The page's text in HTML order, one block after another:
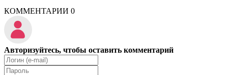
КОММЕНТАРИИ 0
Авторизуйтесь, чтобы оставить комментарий